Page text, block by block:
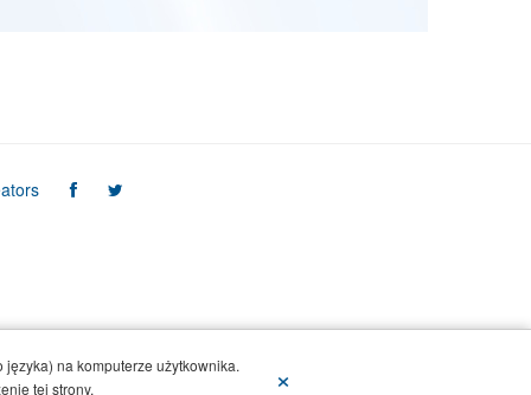
×
na komputerze użytkownika.
tej strony.